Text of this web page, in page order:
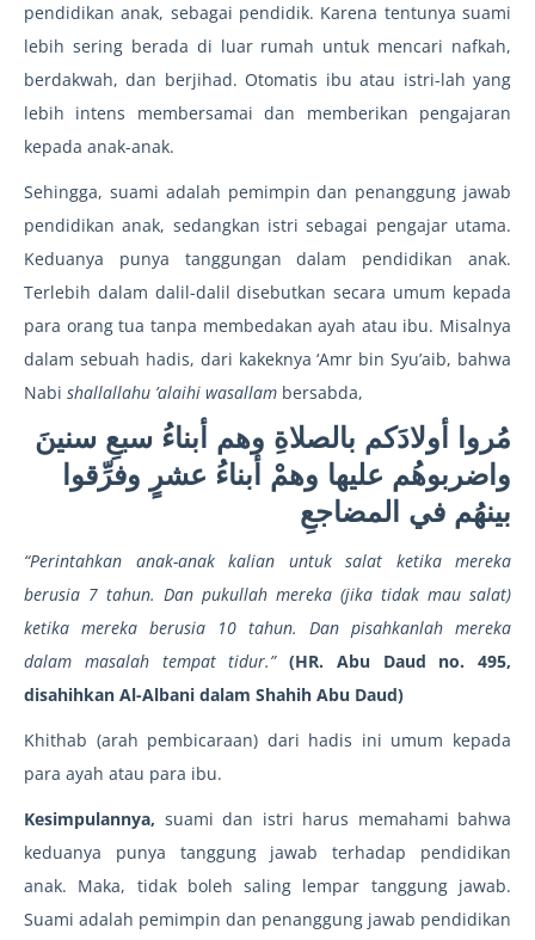
pendidikan anak, sebagai pendidik. Karena tentunya suami
lebih sering berada di luar rumah untuk mencari nafkah,
berdakwah, dan berjihad. Otomatis ibu atau istri-lah yang
lebih intens membersamai dan memberikan pengajaran
kepada anak-anak.
Sehingga, suami adalah pemimpin dan penanggung jawab
pendidikan anak, sedangkan istri sebagai pengajar utama.
Keduanya punya tanggungan dalam pendidikan anak.
Terlebih dalam dalil-dalil disebutkan secara umum kepada
para orang tua tanpa membedakan ayah atau ibu. Misalnya
dalam sebuah hadis, dari kakeknya ‘Amr bin Syu’aib, bahwa
Nabi shallallahu ’alaihi wasallam bersabda,
مُروا أولادَكم بالصلاةِ وهم أبناءُ سبعِ سنينَ
واضربوهُم عليها وهمْ أبناءُ عشرٍ وفرِّقوا
بينهُم في المضاجعِ
“Perintahkan anak-anak kalian untuk salat ketika mereka
berusia 7 tahun. Dan pukullah mereka (jika tidak mau salat)
ketika mereka berusia 10 tahun. Dan pisahkanlah mereka
dalam masalah tempat tidur.” (HR. Abu Daud no. 495,
disahihkan Al-Albani dalam Shahih Abu Daud)
Khithab (arah pembicaraan) dari hadis ini umum kepada
para ayah atau para ibu.
Kesimpulannya, suami dan istri harus memahami bahwa
keduanya punya tanggung jawab terhadap pendidikan
anak. Maka, tidak boleh saling lempar tanggung jawab.
Suami adalah pemimpin dan penanggung jawab pendidikan